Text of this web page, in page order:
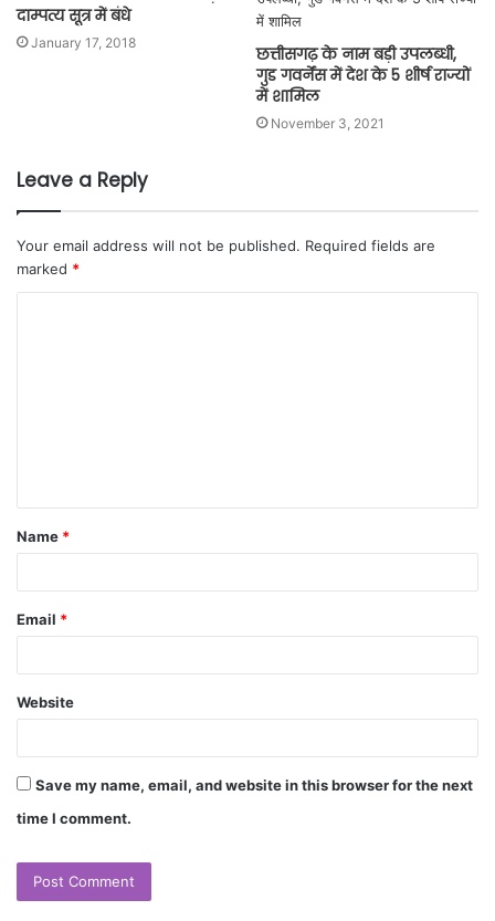
दाम्पत्य सूत्र में बंधे
January 17, 2018
छत्तीसगढ़ के नाम बड़ी उपलब्धी,
गुड गवर्नेंस में देश के 5 शीर्ष राज्यों
में शामिल
November 3, 2021
Leave a Reply
Your email address will not be published. Required fields are
marked *
Name *
Email *
Website
Save my name, email, and website in this browser for the next
time I comment.